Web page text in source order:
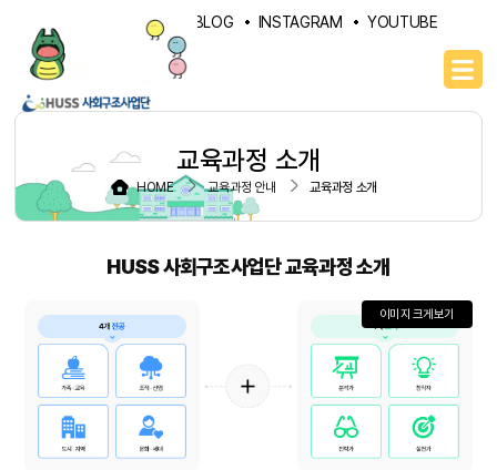
NAVER BLOG INSTAGRAM YOUTUBE
교육과정 소개
HOME 교육과정 안내 교육과정 소개
HUSS 사회구조사업단 교육과정 소개
이미지 크게보기